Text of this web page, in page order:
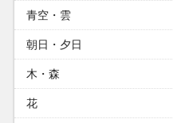
青空・雲
朝日・夕日
木・森
花